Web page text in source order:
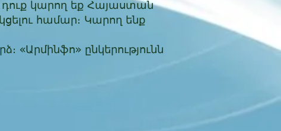
կարող եք Հայաստան
համար։ Կարող ենք
ընկերությունն